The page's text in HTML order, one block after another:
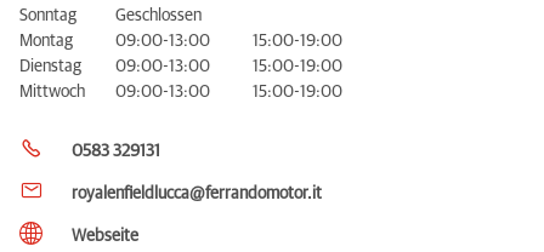
Sonntag
Geschlossen
Montag
09:00-13:00
15:00-19:00
Dienstag
09:00-13:00
15:00-19:00
Mittwoch
09:00-13:00 15:00-19:00
0583 329131
royalenfieldlucca@ferrandomotor.it
Webseite